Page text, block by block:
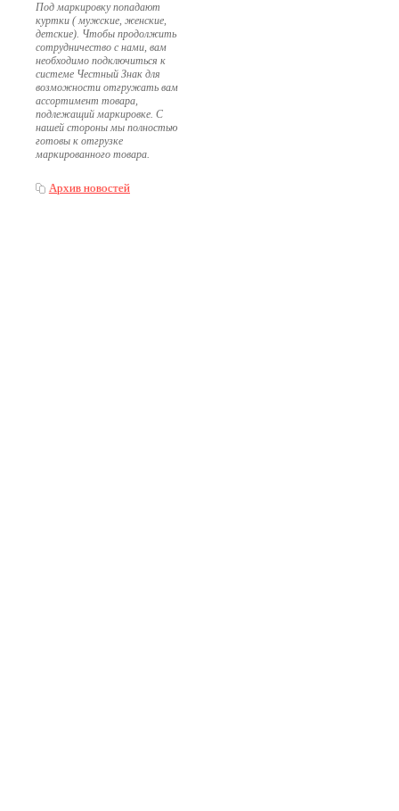
Под маркировку попадают
куртки ( мужские, женские,
детские). Чтобы продолжить
сотрудничество с нами, вам
необходимо подключиться к
системе Честный Знак для
возможности отгружать вам
ассортимент товара,
подлежащий маркировке. С
нашей стороны мы полностью
готовы к отгрузке
маркированного товара.
Архив новостей